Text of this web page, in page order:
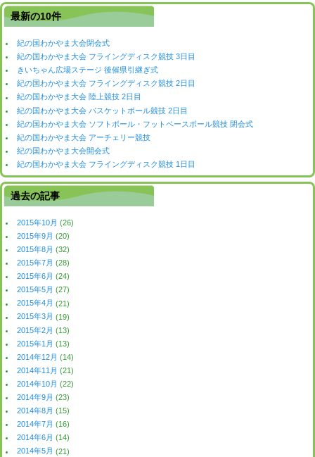
最新の10件
紀の国わかやま大会閉会式
紀の国わかやま大会 フライングディスク競技 3日目
きいちゃん広場ステージ 後催県引継ぎ式
紀の国わかやま大会 フライングディスク競技 2日目
紀の国わかやま大会 陸上競技 2日目
紀の国わかやま大会 バスケットボール競技 2日目
紀の国わかやま大会 ソフトボール・フットベースボール競技 閉会式
紀の国わかやま大会 アーチェリー競技
紀の国わかやま大会開会式
紀の国わかやま大会 フライングディスク競技 1日目
過去の記事
2015年10月 (26)
2015年9月 (20)
2015年8月 (32)
2015年7月 (28)
2015年6月 (24)
2015年5月 (27)
2015年4月 (21)
2015年3月 (19)
2015年2月 (13)
2015年1月 (13)
2014年12月 (14)
2014年11月 (21)
2014年10月 (22)
2014年9月 (23)
2014年8月 (15)
2014年7月 (16)
2014年6月 (14)
2014年5月 (21)